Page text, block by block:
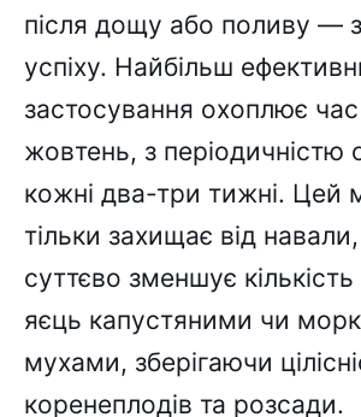
після дощу або поливу —
успіху. Найбільш
застосування охоплює час
жовтень, з періодичністю
кожні два-три тижні. Цей
тільки захищає від
суттєво зменшує
яєць капустяними чи
мухами, зберігаючи
коренеплодів та розсади.